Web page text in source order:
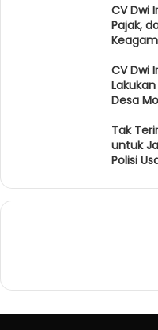
CV Dwi
Pajak,
CV Dwi
Desa
Tak
untuk
Polisi